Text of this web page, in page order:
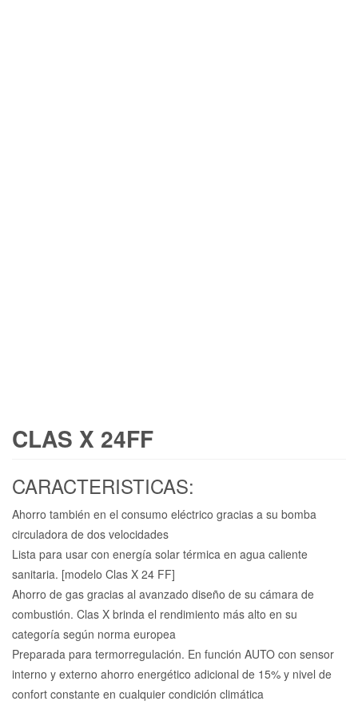
CLAS X 24FF
CARACTERISTICAS:
Ahorro también en el consumo eléctrico gracias a su bomba
circuladora de dos velocidades
Lista para usar con energía solar térmica en agua caliente
sanitaria. [modelo Clas X 24 FF]
Ahorro de gas gracias al avanzado diseño de su cámara de
combustión. Clas X brinda el rendimiento más alto en su
categoría según norma europea
Preparada para termorregulación. En función AUTO con sensor
interno y externo ahorro energético adicional de 15% y nivel de
confort constante en cualquier condición climática